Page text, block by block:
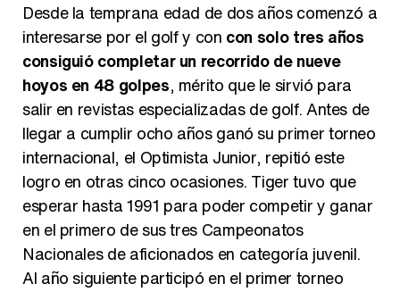
Desde la temprana edad de dos años comenzó a
interesarse por el golf y con con solo tres años
consiguió completar un recorrido de nueve
hoyos en 48 golpes, mérito que le sirvió para
salir en revistas especializadas de golf. Antes de
llegar a cumplir ocho años ganó su primer torneo
internacional, el Optimista Junior, repitió este
logro en otras cinco ocasiones. Tiger tuvo que
esperar hasta 1991 para poder competir y ganar
en el primero de sus tres Campeonatos
Nacionales de aficionados en categoría juvenil.
Al año siguiente participó en el primer torneo